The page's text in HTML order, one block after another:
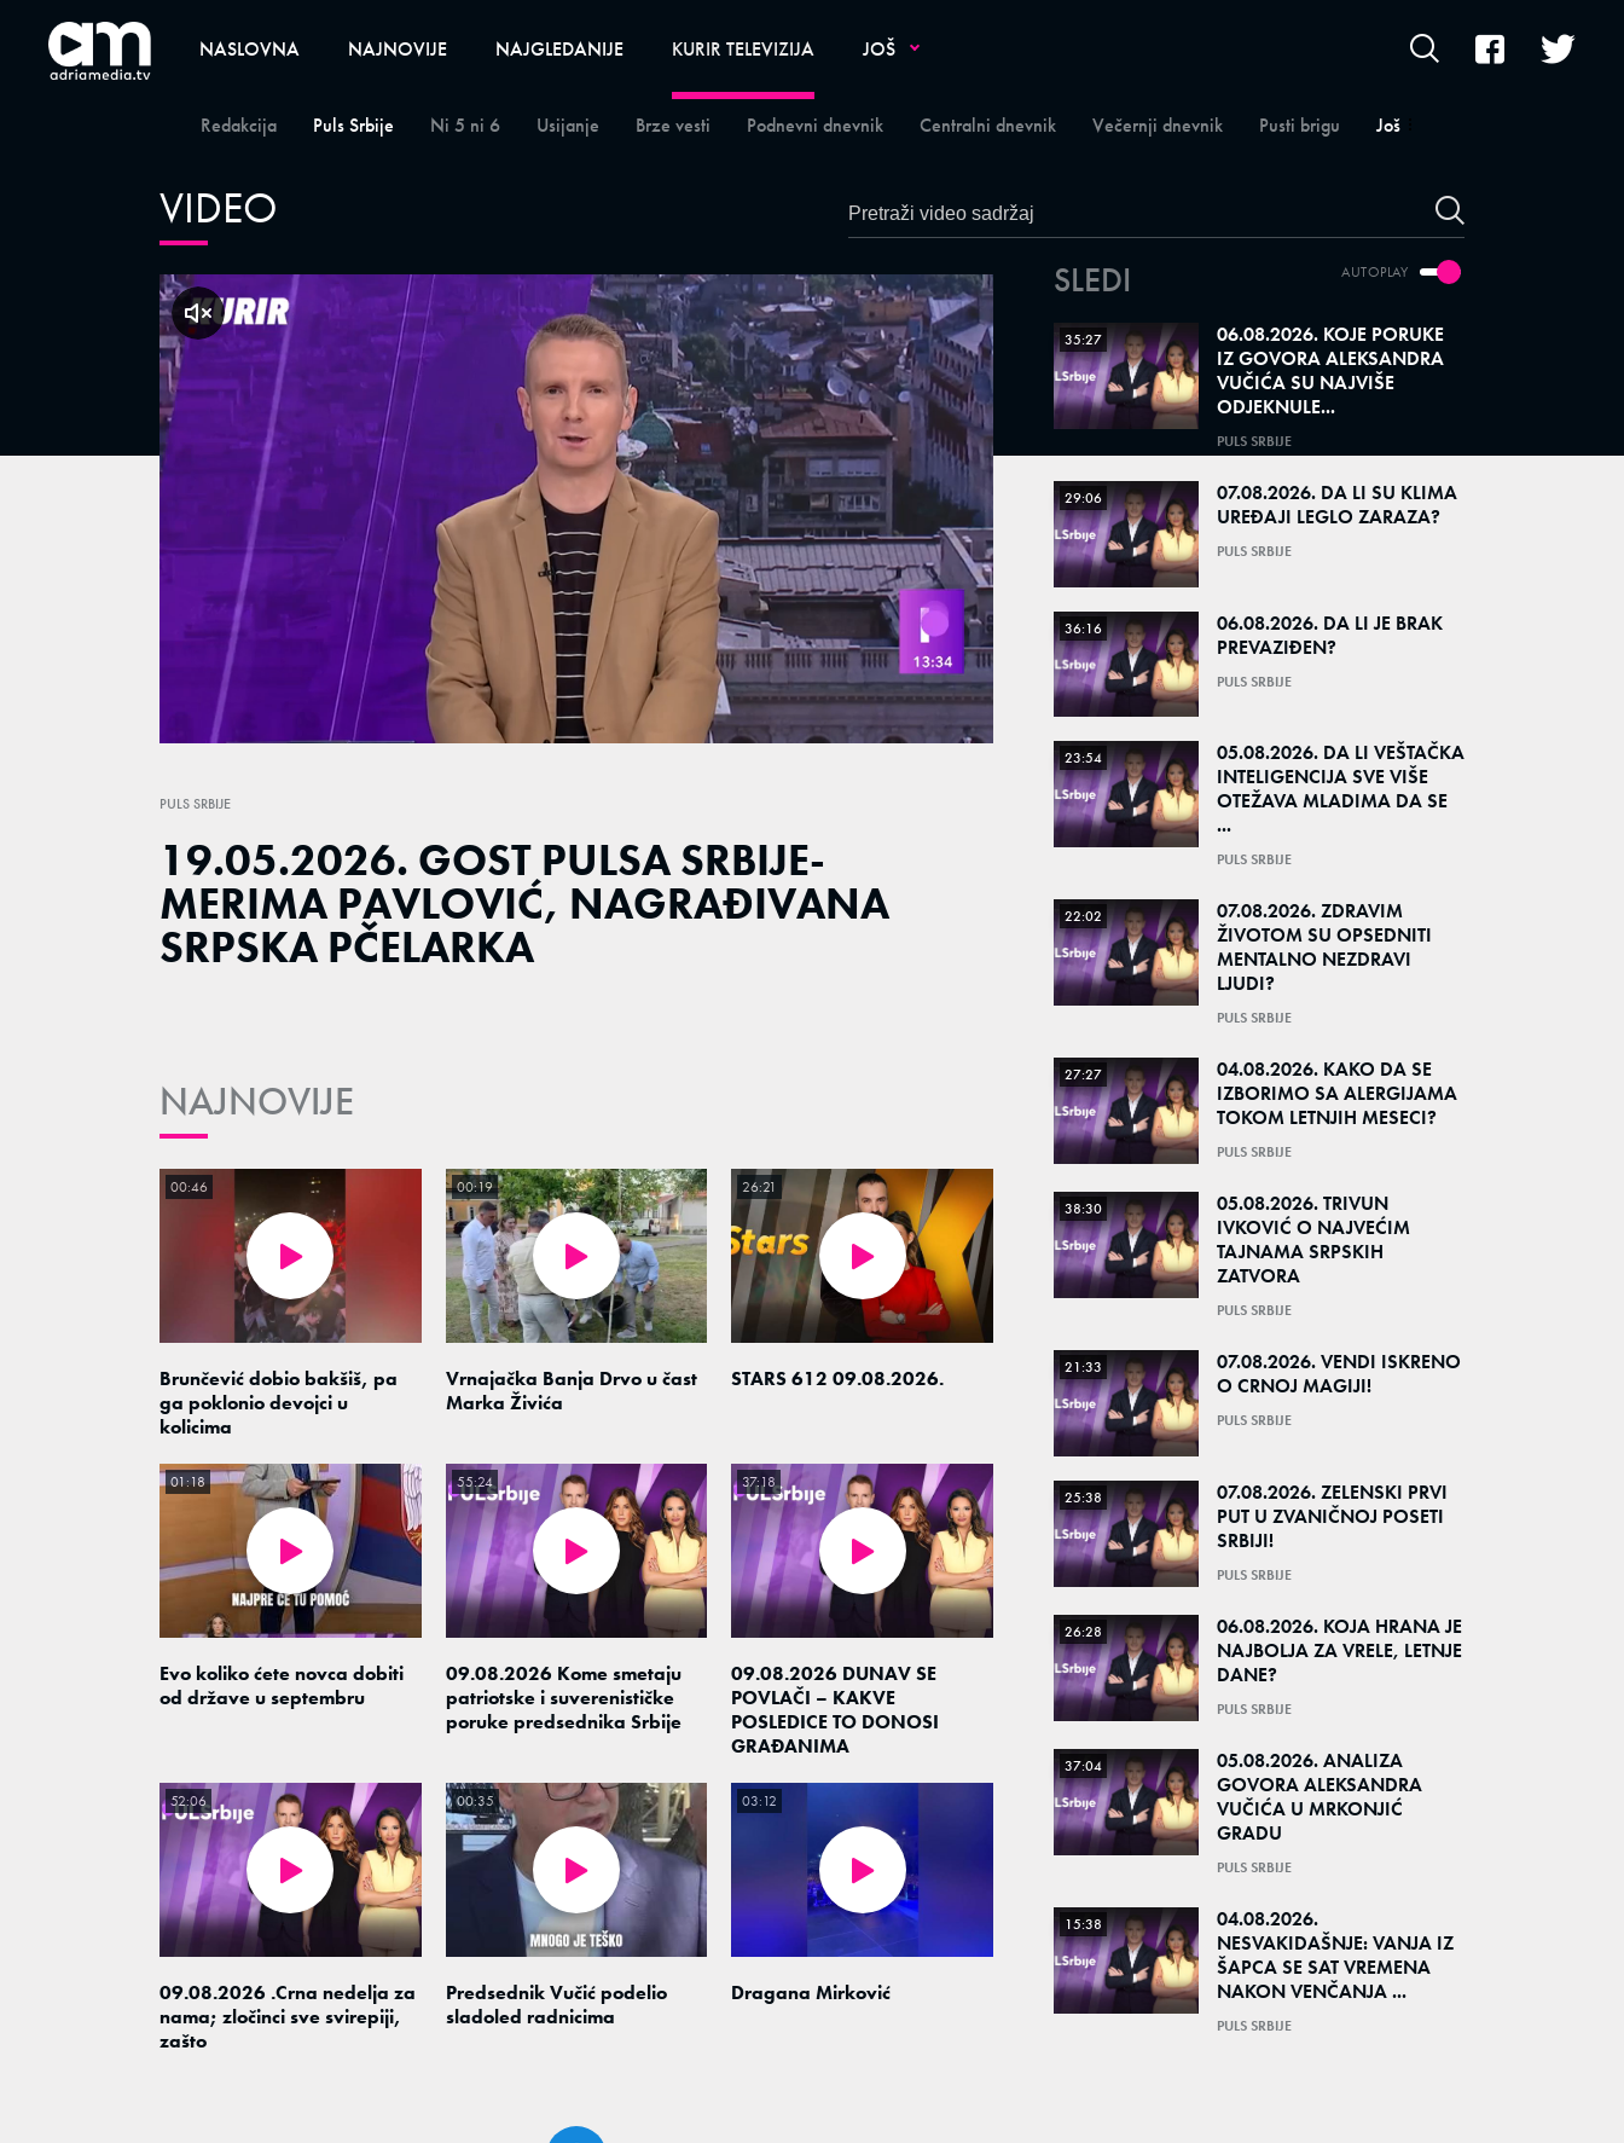
NASLOVNA NAJNOVIJE NAJGLEDANIJE KURIR TELEVIZIJA
Redakcija Puls Srbije Ni 5 ni 6 Usijanje Brze vesti Podnevni dnevnik Centralni dnevnik Večernji dnevnik Pusti brigu Još
JOŠ
VIDEO
Unmute
Loaded
4.40%
klikni za zvuk
PULS SRBIJE
19.05.2026. GOST PULSA SRBIJE-
MERIMA PAVLOVIĆ, NAGRAĐIVANA
SRPSKA PČELARKA
NAJNOVIJE
Brunčević dobio bakšiš, pa
ga poklonio devojci u
kolicima
00:46
Vrnajačka Banja Drvo u čast
Marka Živića
00:19
STARS 612 09.08.2026.
26:21
Evo koliko ćete novca dobiti
od države u septembru
01:18
09.08.2026 Kome smetaju
patriotske i suverenističke
poruke predsednika Srbije
55:24
09.08.2026 DUNAV SE
POVLAČI – KAKVE
POSLEDICE TO DONOSI
GRAĐANIMA
37:18
09.08.2026 .Crna nedelja za
nama; zločinci sve svirepiji,
zašto
52:06
Predsednik Vučić podelio
sladoled radnicima
00:35
Dragana Mirković
03:12
AUTOPLAY
SLEDI
35:27
06.08.2026. KOJE PORUKE
IZ GOVORA ALEKSANDRA
VUČIĆA SU NAJVIŠE
ODJEKNULE...
PULS SRBIJE
29:06
07.08.2026. DA LI SU KLIMA
UREĐAJI LEGLO ZARAZA?
PULS SRBIJE
36:16
06.08.2026. DA LI JE BRAK
PREVAZIĐEN?
PULS SRBIJE
23:54
05.08.2026. DA LI VEŠTAČKA
INTELIGENCIJA SVE VIŠE
OTEŽAVA MLADIMA DA SE
...
PULS SRBIJE
22:02
07.08.2026. ZDRAVIM
ŽIVOTOM SU OPSEDNITI
MENTALNO NEZDRAVI
LJUDI?
PULS SRBIJE
27:27
04.08.2026. KAKO DA SE
IZBORIMO SA ALERGIJAMA
TOKOM LETNJIH MESECI?
PULS SRBIJE
38:30
05.08.2026. TRIVUN
IVKOVIĆ O NAJVEĆIM
TAJNAMA SRPSKIH
ZATVORA
PULS SRBIJE
21:33
07.08.2026. VENDI ISKRENO
O CRNOJ MAGIJI!
PULS SRBIJE
25:38
07.08.2026. ZELENSKI PRVI
PUT U ZVANIČNOJ POSETI
SRBIJI!
PULS SRBIJE
26:28
06.08.2026. KOJA HRANA JE
NAJBOLJA ZA VRELE, LETNJE
DANE?
PULS SRBIJE
37:04
05.08.2026. ANALIZA
GOVORA ALEKSANDRA
VUČIĆA U MRKONJIĆ
GRADU
PULS SRBIJE
15:38
04.08.2026.
NESVAKIDAŠNJE: VANJA IZ
ŠAPCA SE SAT VREMENA
NAKON VENČANJA ...
PULS SRBIJE